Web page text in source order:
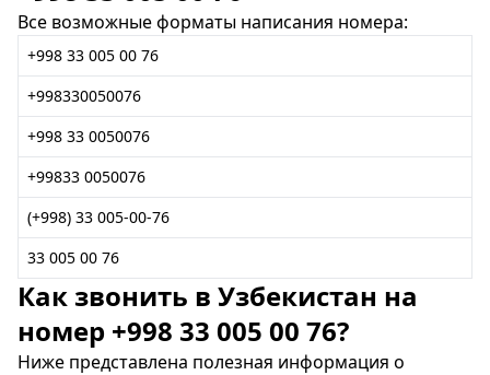
Все возможные форматы написания номера:
+998 33 005 00 76
+998330050076
+998 33 0050076
+99833 0050076
(+998) 33 005-00-76
33 005 00 76
Как звонить в Узбекистан на
номер +998 33 005 00 76?
Ниже представлена полезная информация о